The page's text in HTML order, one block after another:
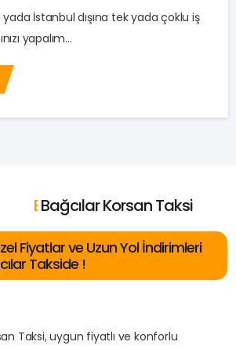
İstanbul dışına tek yada çoklu iş
yapalım...
EnYakın
Enİyi
EnHızlı
Bağcılar Korsan Taksi
Fiyatlar ve Uzun Yol İndirimleri
Takside !
Taksi, uygun fiyatlı ve konforlu